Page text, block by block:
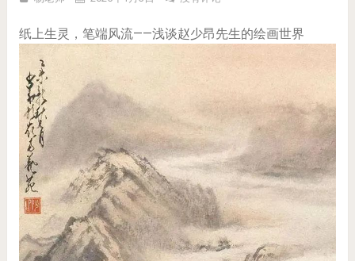
纸上生灵，笔端风流——浅谈赵少昂先生的绘画世界